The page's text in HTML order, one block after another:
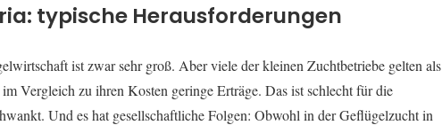
typische Herausforderungen
ist zwar sehr groß. Aber viele der kleinen Zuchtbetriebe gelten als
Vergleich zu ihren Kosten geringe Erträge. Das ist schlecht für die
Und es hat gesellschaftliche Folgen: Obwohl in der Geflügelzucht in